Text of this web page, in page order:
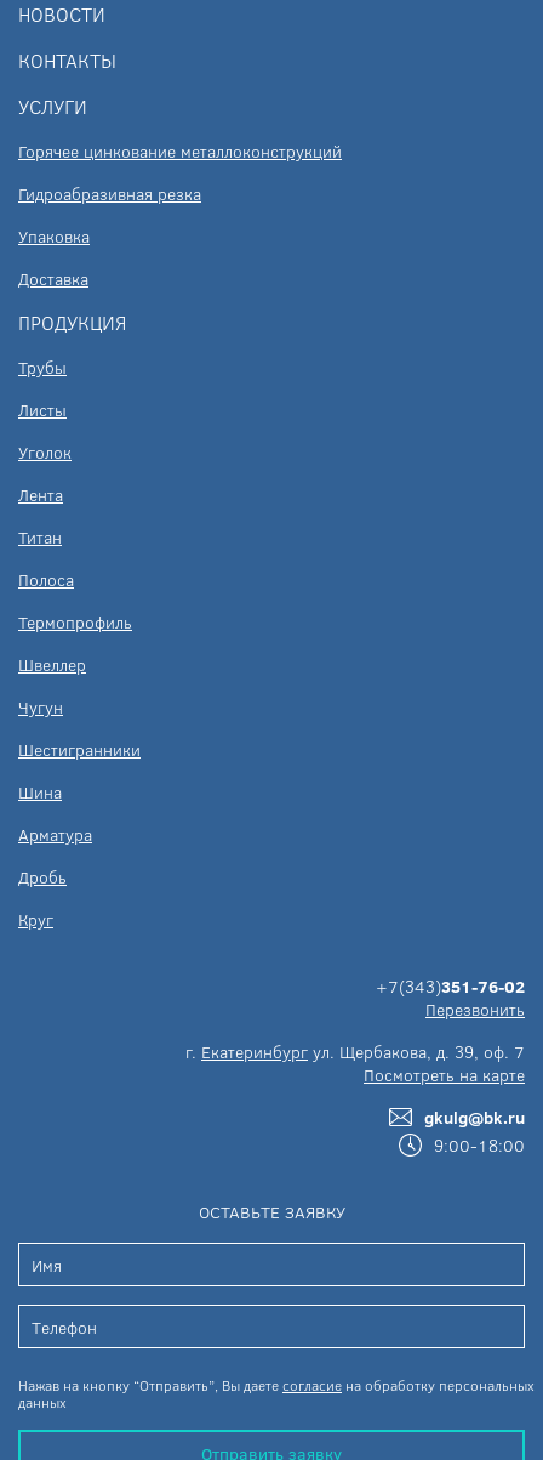
НОВОСТИ
КОНТАКТЫ
УСЛУГИ
Горячее цинкование металлоконструкций
Гидроабразивная резка
Упаковка
Доставка
ПРОДУКЦИЯ
Трубы
Листы
Уголок
Лента
Титан
Полоса
Термопрофиль
Швеллер
Чугун
Шестигранники
Шина
Арматура
Дробь
Круг
+7(343)351-76-02
Перезвонить
г. Екатеринбург ул. Щербакова, д. 39, оф. 7
Посмотреть на карте
gkulg@bk.ru
9:00-18:00
ОСТАВЬТЕ ЗАЯВКУ
Нажав на кнопку “Отправить”, Вы даетесогласие на обработку персональных
данных
Отправить заявку